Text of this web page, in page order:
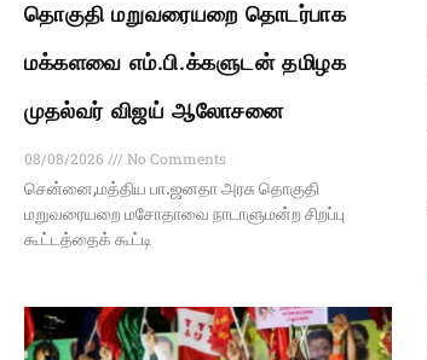
தொகுதி மறுவரையறை தொடர்பாக
மக்களவை எம்.பி.க்களுடன் தமிழக
முதல்வர் விஜய் ஆலோசனை
08/08/2026
No Comments
சென்னை,மத்திய பா.ஜனதா அரசு தொகுதி
மறுவரையறை மசோதாவை நாடாளுமன்ற சிறப்பு
கூட்டத்தைக் கூட்டி